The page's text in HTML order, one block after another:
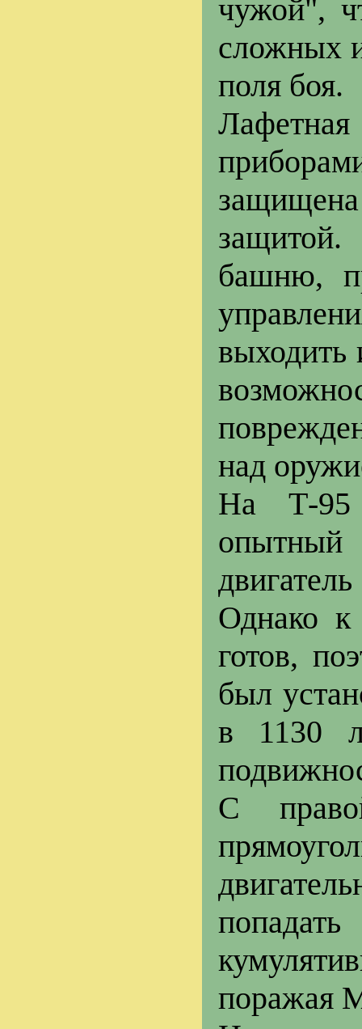
чужой",
сложных
поля боя.
башню,
выходить
над
На Т-95
опытный
Однако
готов,
был
в 1130
С
поражая